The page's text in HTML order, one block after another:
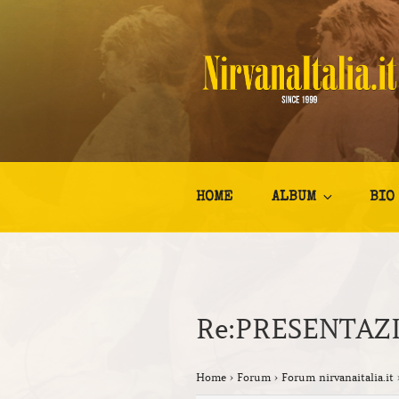
NIRVANA
Kurt Cobain Biografia
HOME ALBUM BIO
Home › Forum › Forum nirvanaitalia.it